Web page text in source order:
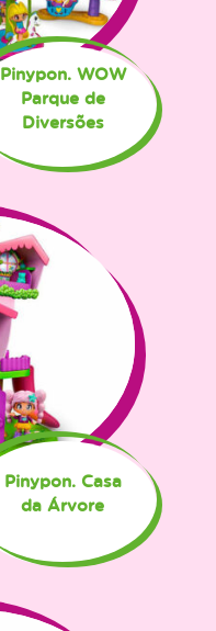
Pinypon. WOW
Parque de
Diversões
Pinypon. Casa
da Árvore